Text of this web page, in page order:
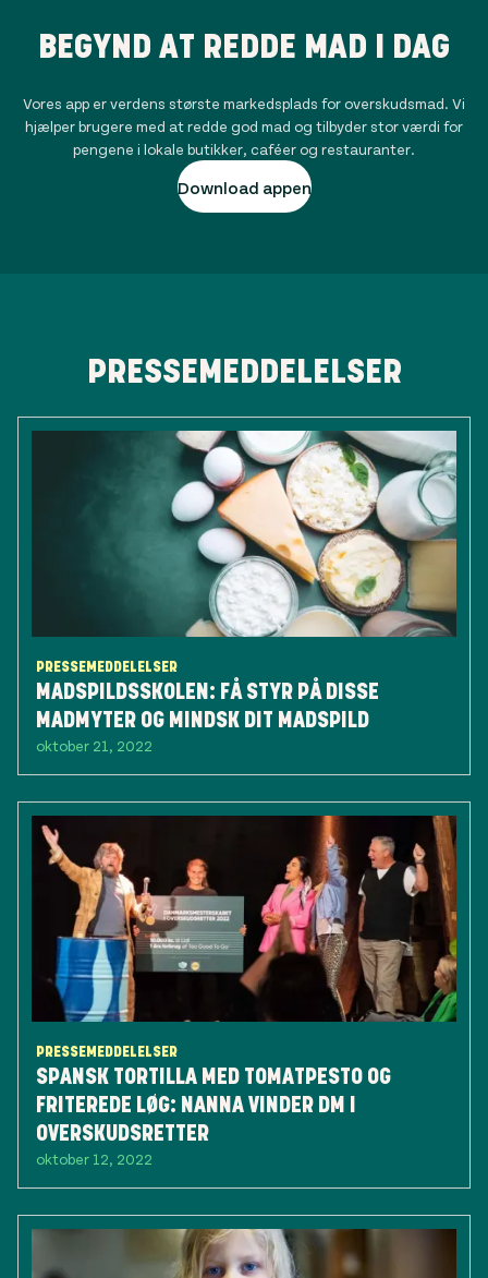
BEGYND AT REDDE MAD I DAG
Vores app er verdens største markedsplads for overskudsmad. Vi
hjælper brugere med at redde god mad og tilbyder stor værdi for
pengene i lokale butikker, caféer og restauranter.
Download appen
PRESSEMEDDELELSER
PRESSEMEDDELELSER
MADSPILDSSKOLEN: FÅ STYR PÅ DISSE
MADMYTER OG MINDSK DIT MADSPILD
oktober 21, 2022
PRESSEMEDDELELSER
SPANSK TORTILLA MED TOMATPESTO OG
FRITEREDE LØG: NANNA VINDER DM I
OVERSKUDSRETTER
oktober 12, 2022